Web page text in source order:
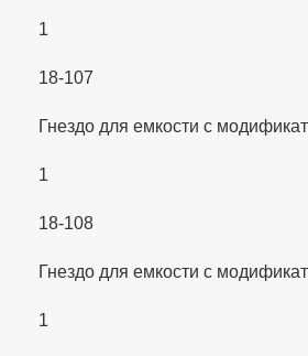
1
18-107
Гнездо для емкости с
1
18-108
Гнездо для емкости с
1